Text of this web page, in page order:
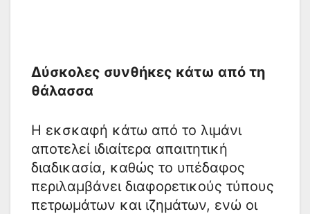
Δύσκολες συνθήκες κάτω από τη
θάλασσα
Η εκσκαφή κάτω από το λιμάνι
αποτελεί ιδιαίτερα απαιτητική
διαδικασία, καθώς το υπέδαφος
περιλαμβάνει διαφορετικούς τύπους
πετρωμάτων και ιζημάτων, ενώ οι